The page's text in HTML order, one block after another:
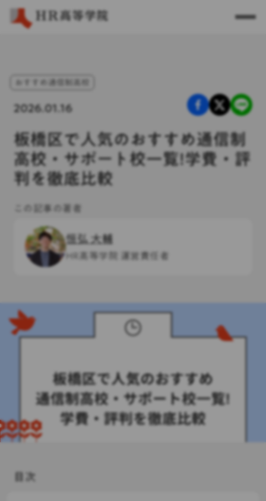
おすすめ通信制高校
2026.01.16
板橋区で人気のおすすめ通信制
高校・サポート校一覧!学費・評
判を徹底比較
恒弘 大輔
HR高等学院 運営責任者
目次